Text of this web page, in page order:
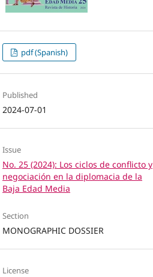
pdf (Spanish)
Published
2024-07-01
Issue
No. 25 (2024): Los ciclos de conflicto y
negociación en la diplomacia de la
Baja Edad Media
Section
MONOGRAPHIC DOSSIER
License